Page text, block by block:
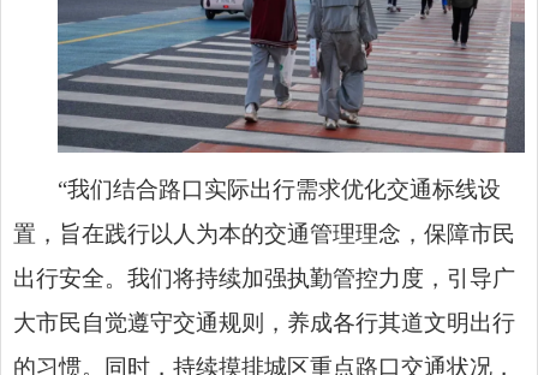
“我们结合路口实际出行需求优化交通标线设
置，旨在践行以人为本的交通管理理念，保障市民
出行安全。我们将持续加强执勤管控力度，引导广
大市民自觉遵守交通规则，养成各行其道文明出行
的习惯。同时，持续摸排城区重点路口交通状况，